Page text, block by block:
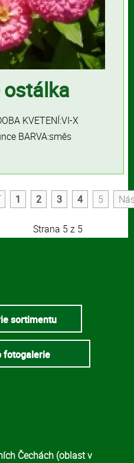
ostálka
KVETENÍ:VI-X
BARVA:směs
1 2 3 4 5
Strana 5 z 5
sortimentu
fotogalerie
Čechách (oblast v